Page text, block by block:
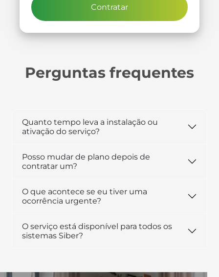
Contratar
Perguntas frequentes
Quanto tempo leva a instalação ou
ativação do serviço?
Posso mudar de plano depois de
contratar um?
O que acontece se eu tiver uma
ocorrência urgente?
O serviço está disponível para todos os
sistemas Siber?